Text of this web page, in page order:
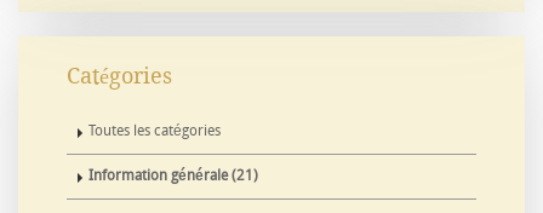
Catégories
Toutes les catégories
Information générale (21)